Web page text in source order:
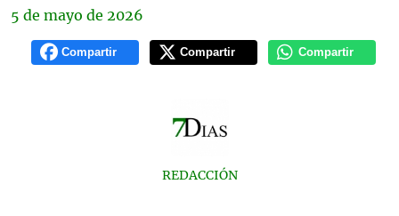
5 de mayo de 2026
Compartir Compartir Compartir
REDACCIÓN